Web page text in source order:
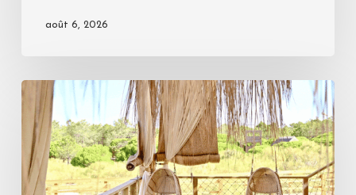
août 6, 2026